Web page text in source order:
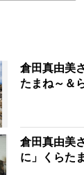
ネジャー
せん
サバイバル術
倉田真由美
たまね～＆
倉田真由美
に」くらた